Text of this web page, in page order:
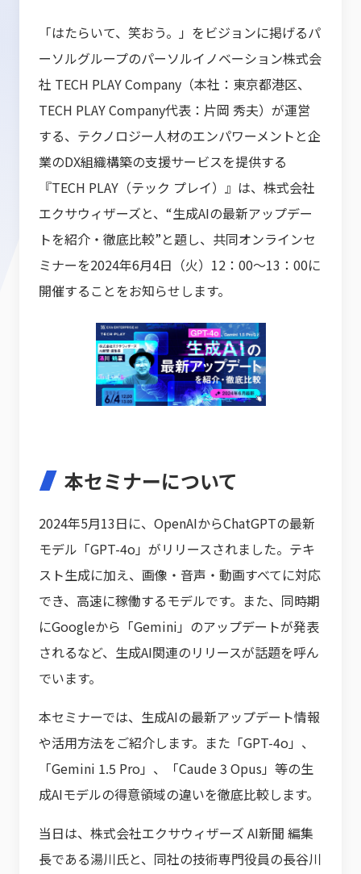
「はたらいて、笑おう。」をビジョンに掲げるパ
ーソルグループのパーソルイノベーション株式会
社 TECH PLAY Company（本社：東京都港区、
TECH PLAY Company代表：片岡 秀夫）が運営
する、テクノロジー人材のエンパワーメントと企
業のDX組織構築の支援サービスを提供する
『TECH PLAY（テック プレイ）』は、株式会社
エクサウィザーズと、“生成AIの最新アップデー
トを紹介・徹底比較”と題し、共同オンラインセ
ミナーを2024年6月4日（火）12：00～13：00に
開催することをお知らせします。
本セミナーについて
2024年5月13日に、OpenAIからChatGPTの最新
モデル「GPT-4o」がリリースされました。テキ
スト生成に加え、画像・音声・動画すべてに対応
でき、高速に稼働するモデルです。また、同時期
にGoogleから「Gemini」のアップデートが発表
されるなど、生成AI関連のリリースが話題を呼ん
でいます。
本セミナーでは、生成AIの最新アップデート情報
や活用方法をご紹介します。また「GPT-4o」、
「Gemini 1.5 Pro」、「Caude 3 Opus」等の生
成AIモデルの得意領域の違いを徹底比較します。
当日は、株式会社エクサウィザーズ AI新聞 編集
長である湯川氏と、同社の技術専門役員の長谷川